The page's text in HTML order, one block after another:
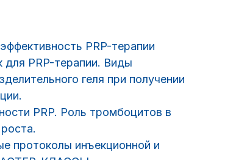
PRP-терапии
для PRP-терапии. Виды
геля при получении
PRP. Роль тромбоцитов в
протоколы инъекционной и